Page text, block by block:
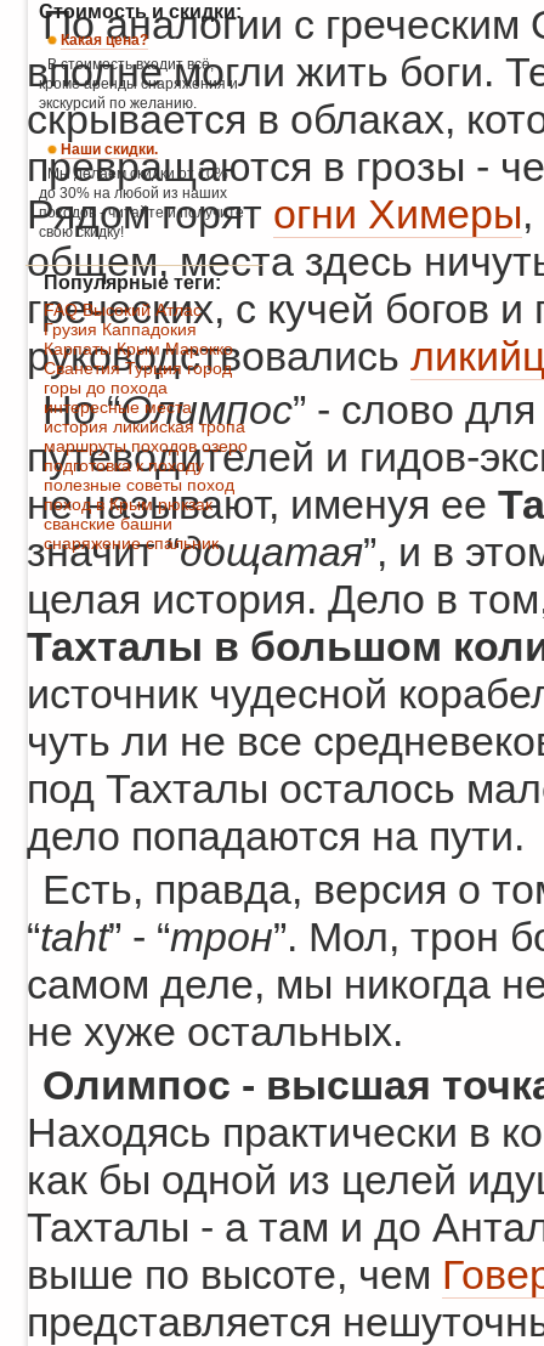
По аналогии с
вполне могли жить боги.
скрывается в облаках,
превращаются в грозы -
Рядом горят огни Химеры
общем, места здесь
греческих, с кучей богов
руководствовались
Но “Олимпос” - слово
путеводителей и гидов-
не называют, именуя ее
значит “дощатая”, и в
целая история. Дело в
Тахталы в большом
источник чудесной
чуть ли не все
под Тахталы осталось
дело попадаются на пути.
Есть, правда, версия о
“taht” - “трон”. Мол, трон
самом деле, мы никогда
не хуже остальных.
Олимпос - высшая
Находясь практически в
как бы одной из целей
Тахталы - а там и до
выше по высоте, чем
представляется
Стоимость и скидки:
Какая цена?
В стоимость входит всё,
кроме аренды снаряжения и
экскурсий по желанию.
Наши скидки.
Мы делаем скидки от 10%
до 30% на любой из наших
походов - читайте и получите
свою скидку!
Популярные теги:
FAQ Высокий Атлас
Грузия Каппадокия
Карпаты Крым Марокко
Сванетия Турция город
горы до похода
интересные места
история ликийская тропа
маршруты походов озеро
подготовка к походу
полезные советы поход
поход в Крым рюкзак
сванские башни
снаряжение спальник